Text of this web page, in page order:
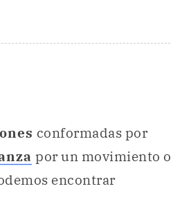
conformadas por
por un movimiento o
encontrar